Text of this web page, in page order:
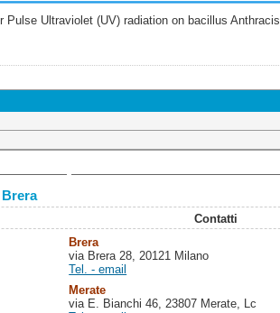
Ultraviolet (UV) radiation on bacillus Anthracis
Contatti
Brera
via Brera 28, 20121 Milano
Tel. - email
Merate
via E. Bianchi 46, 23807 Merate, Lc